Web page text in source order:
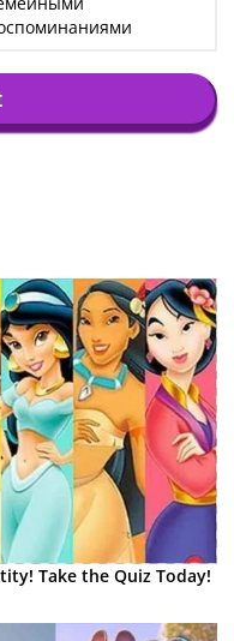
Take the Quiz Today!